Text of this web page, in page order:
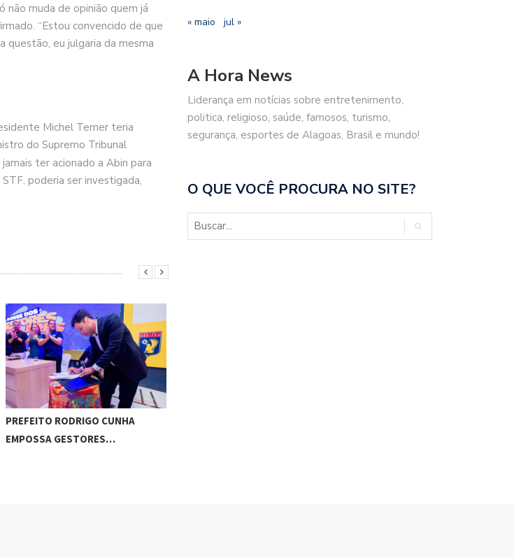
não muda de opinião quem já
“Estou convencido de que
questão, eu julgaria da mesma
Michel Temer teria
do Supremo Tribunal
ter acionado a Abin para
poderia ser investigada,
PREFEITO RODRIGO CUNHA
EMPOSSA GESTORES…
« maio jul »
A Hora News
Liderança em notícias sobre entretenimento,
politica, religioso, saúde, famosos, turismo,
segurança, esportes de Alagoas, Brasil e mundo!
O QUE VOCÊ PROCURA NO SITE?